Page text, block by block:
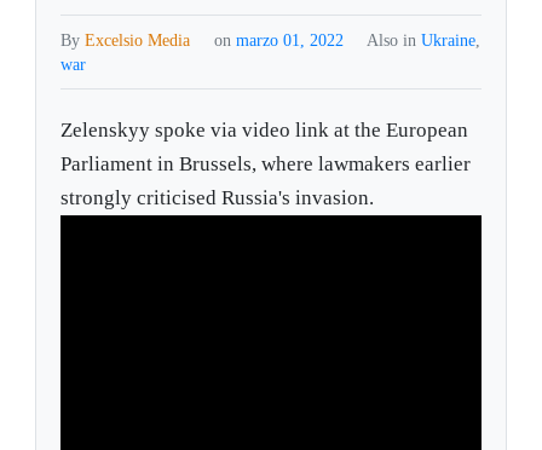
ByExcelsio Media on marzo 01, 2022 Also in Ukraine,
war
Zelenskyy spoke via video link at the European
Parliament in Brussels, where lawmakers earlier
strongly criticised Russia's invasion.